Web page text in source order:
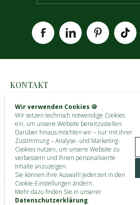
Wir verwenden Cookies 🍪
Wir setzen technisch notwendige Cookies
ein, um unsere Website bereitzustellen.
Darüber hinaus möchten wir – nur mit Ihrer
Zustimmung – Analyse- und Marketing-
Cookies nutzen, um unsere Website zu
verbessern und Ihnen personalisierte
Inhalte anzuzeigen.
Sie können Ihre Auswahl jederzeit in den
Cookie-Einstellungen ändern.
Mehr dazu finden Sie in unserer
Datenschutzerklärung.
KONTAKT
INFORMATIONEN
KUNDENDIENST
MEIN KONTO